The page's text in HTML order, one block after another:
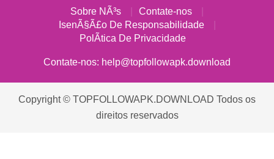
Sobre NÃ³s
Contate-nos
IsenÃ§Ã£o De Responsabilidade
PolÃ­tica De Privacidade
Contate-nos: help@topfollowapk.download
Copyright © TOPFOLLOWAPK.DOWNLOAD Todos os
direitos reservados